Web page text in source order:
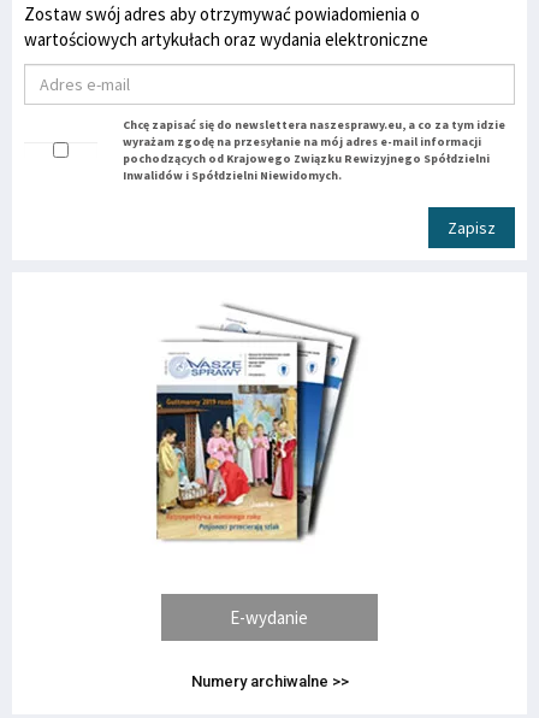
Zostaw swój adres aby otrzymywać powiadomienia o
wartościowych artykułach oraz wydania elektroniczne
Chcę zapisać się do newslettera naszesprawy.eu, a co za tym idzie
wyrażam zgodę na przesyłanie na mój adres e-mail informacji
pochodzących od Krajowego Związku Rewizyjnego Spółdzielni
Inwalidów i Spółdzielni Niewidomych.
Zapisz
E-wydanie
Numery archiwalne >>